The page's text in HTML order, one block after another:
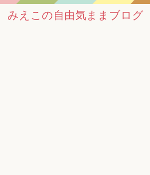
みえこの自由気ままブログ